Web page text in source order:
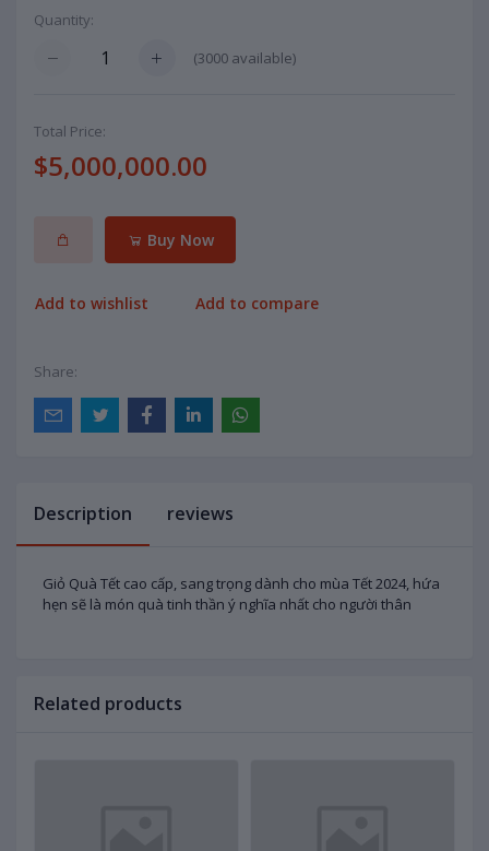
Quantity:
(3000 available)
Total Price:
$5,000,000.00
Buy Now
Add to wishlist Add to compare
Share:
Description reviews
Giỏ Quà Tết cao cấp, sang trọng dành cho mùa Tết 2024, hứa
hẹn sẽ là món quà tinh thần ý nghĩa nhất cho người thân
Related products